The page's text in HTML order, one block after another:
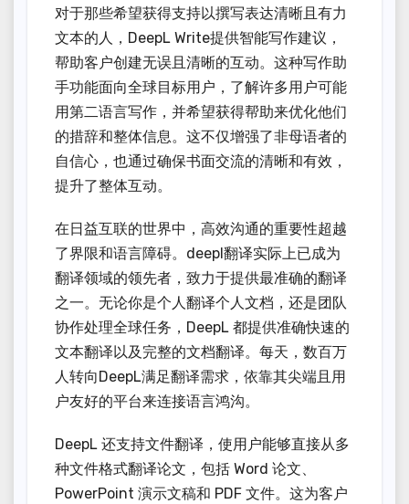
对于那些希望获得支持以撰写表达清晰且有力
文本的人，DeepL Write提供智能写作建议，
帮助客户创建无误且清晰的互动。这种写作助
手功能面向全球目标用户，了解许多用户可能
用第二语言写作，并希望获得帮助来优化他们
的措辞和整体信息。这不仅增强了非母语者的
自信心，也通过确保书面交流的清晰和有效，
提升了整体互动。
在日益互联的世界中，高效沟通的重要性超越
了界限和语言障碍。deepl翻译实际上已成为
翻译领域的领先者，致力于提供最准确的翻译
之一。无论你是个人翻译个人文档，还是团队
协作处理全球任务，DeepL 都提供准确快速的
文本翻译以及完整的文档翻译。每天，数百万
人转向DeepL满足翻译需求，依靠其尖端且用
户友好的平台来连接语言鸿沟。
DeepL 还支持文件翻译，使用户能够直接从多
种文件格式翻译论文，包括 Word 论文、
PowerPoint 演示文稿和 PDF 文件。这为客户